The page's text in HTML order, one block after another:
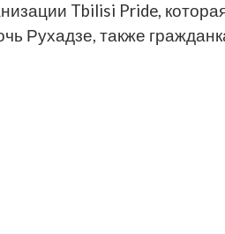
Tbilisi Pride,
Рухадзе, также